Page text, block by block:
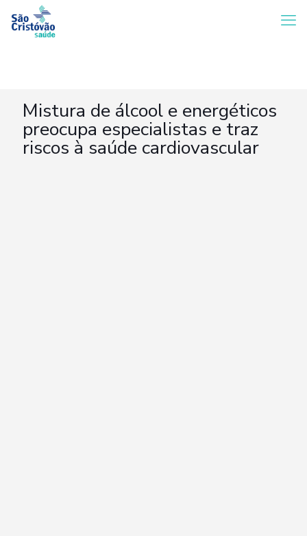
Mistura de álcool e energéticos
preocupa especialistas e traz
riscos à saúde cardiovascular